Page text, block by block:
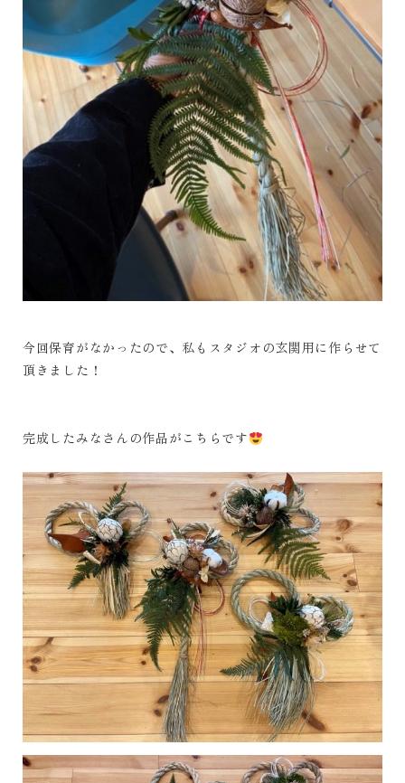
今回保育がなかったので、私もスタジオの玄関用に作らせて
頂きました！
完成したみなさんの作品がこちらです